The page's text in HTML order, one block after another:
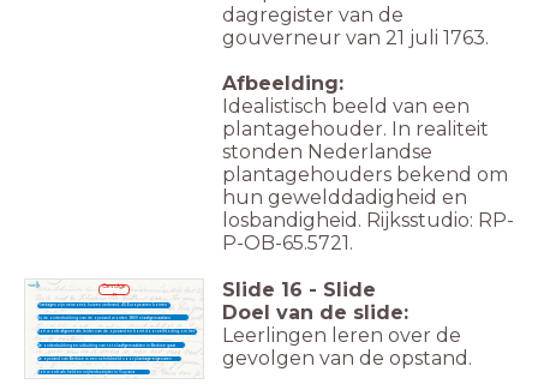
dagregister van de
gouverneur van 21 juli 1763.
Afbeelding:
Idealistisch beeld van een
plantagehouder. In realiteit
stonden Nederlandse
plantagehouders bekend om
hun gewelddadigheid en
losbandigheid. Rijksstudio: RP-
P-OB-65.5721.
De onderdrukking en uitbuiting van tot slaafgemaakten in Berbice gaat
Gevolge
n
Plantages zijn verwoest, huizen verbrand. 40 Europeanen komen
om.
Bij de onderdrukking van de opstand worden 1800 slaafgemaakten
vermoord.
Kofi wordt afgezet als leider van de opstand en komt door zelfdoding om het
De opstand van Berbice is een schrikbeeld voor plantage-eigenaren
Kofi wordt als held en vrijheidsstrijder in Guyana
Slide 16 - Slide
Doel van de slide:
Leerlingen leren over de
gevolgen van de opstand.